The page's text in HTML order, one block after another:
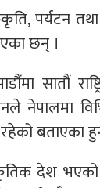
पर्यटन
छन् ।
सातौं
नेपालमा
बताएका
देश